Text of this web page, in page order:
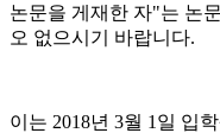
논문을 게재한 자"는 논
오 없으시기 바랍니다.
이는 2018년 3월 1일 입